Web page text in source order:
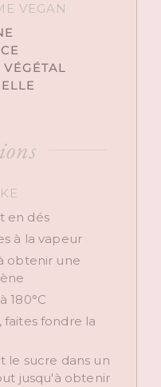
VEGAN
en dés
à la vapeur
obtenir une
180°C
faites fondre la
le sucre dans un
jusqu'à obtenir